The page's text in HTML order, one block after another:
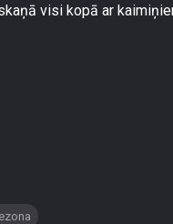
visi kopā ar